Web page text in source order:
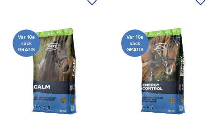
Tilføj til ønskeliste
Var 10e
säck
GRATIS
Var 10e
säck
GRATIS